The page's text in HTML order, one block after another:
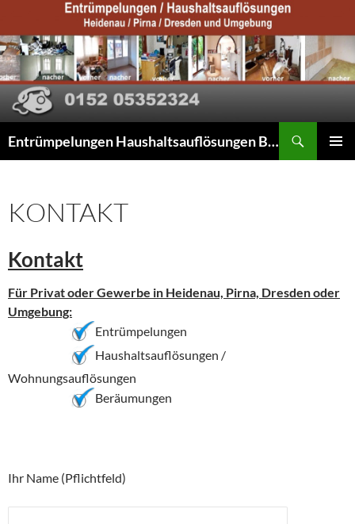
Entrümpelungen Haushaltsauflösungen Beräumungen
KONTAKT
Kontakt
Für Privat oder Gewerbe in Heidenau, Pirna, Dresden oder
Umgebung:
Entrümpelungen
Haushaltsauflösungen /
Wohnungsauflösungen
Beräumungen
Ihr Name (Pflichtfeld)